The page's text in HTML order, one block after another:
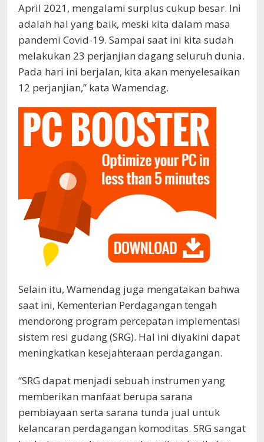
April 2021, mengalami surplus cukup besar. Ini
adalah hal yang baik, meski kita dalam masa
pandemi Covid-19. Sampai saat ini kita sudah
melakukan 23 perjanjian dagang seluruh dunia.
Pada hari ini berjalan, kita akan menyelesaikan
12 perjanjian,” kata Wamendag.
Selain itu, Wamendag juga mengatakan bahwa
saat ini, Kementerian Perdagangan tengah
mendorong program percepatan implementasi
sistem resi gudang (SRG). Hal ini diyakini dapat
meningkatkan kesejahteraan perdagangan.
“SRG dapat menjadi sebuah instrumen yang
memberikan manfaat berupa sarana
pembiayaan serta sarana tunda jual untuk
kelancaran perdagangan komoditas. SRG sangat